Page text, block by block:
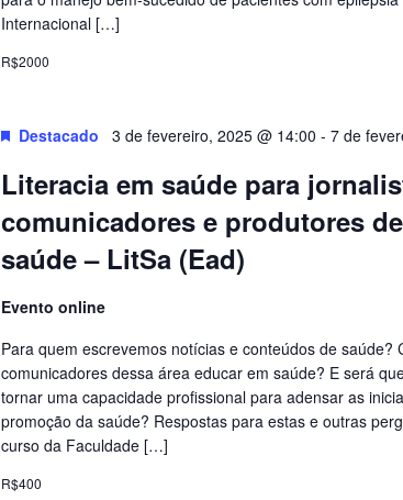
Internacional […]
R$2000
Destacado 3 de fevereiro, 2025 @ 14:00 - 7 de
Literacia em saúde para
comunicadores e produtores
saúde – LitSa (Ead)
Evento online
Para quem escrevemos notícias e conteúdos de saúde?
comunicadores dessa área educar em saúde? E será
tornar uma capacidade profissional para adensar as
promoção da saúde? Respostas para estas e outras
curso da Faculdade […]
R$400